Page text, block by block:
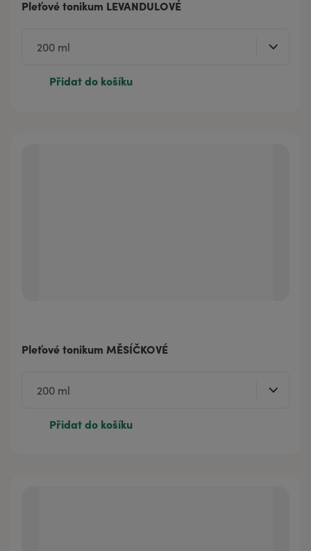
Pleťové tonikum LEVANDULOVÉ
Přidat do košíku
Pleťové tonikum MĚSÍČKOVÉ
Přidat do košíku